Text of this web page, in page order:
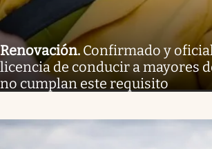
Renovación. Confirmado y
licencia de conducir a mayores
no cumplan este requisito